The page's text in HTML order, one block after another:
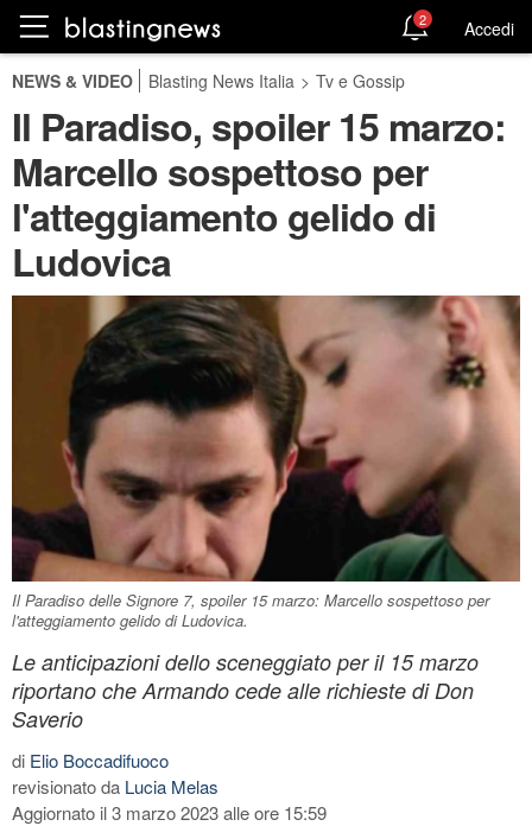
2 Accedi
NEWS & VIDEO Blasting News Italia > Tv e Gossip
Il Paradiso, spoiler 15 marzo:
Marcello sospettoso per
l'atteggiamento gelido di
Ludovica
Il Paradiso delle Signore 7, spoiler 15 marzo: Marcello sospettoso per
l'atteggiamento gelido di Ludovica.
Le anticipazioni dello sceneggiato per il 15 marzo
riportano che Armando cede alle richieste di Don
Saverio
di Elio Boccadifuoco
revisionato da Lucia Melas
Aggiornato il 3 marzo 2023 alle ore 15:59